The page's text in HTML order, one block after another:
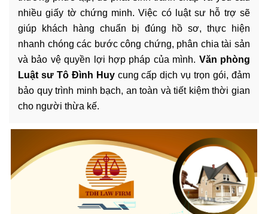
LIÊN
HỆ
nhiều giấy tờ chứng minh. Việc có luật sư hỗ trợ sẽ
giúp khách hàng chuẩn bị đúng hồ sơ, thực hiện
nhanh chóng các bước công chứng, phân chia tài sản
và bảo vệ quyền lợi hợp pháp của mình. Văn phòng
Luật sư Tô Đình Huy cung cấp dịch vụ trọn gói, đảm
bảo quy trình minh bạch, an toàn và tiết kiệm thời gian
cho người thừa kế.